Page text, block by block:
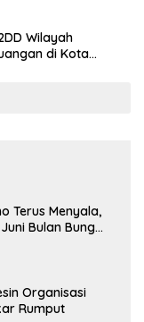
Wilayah
di Kota
Terus Menyala,
Bulan Bung
Organisasi
Rumput